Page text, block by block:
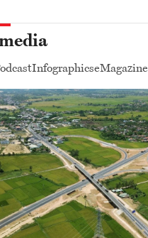
InfographicseMagazine